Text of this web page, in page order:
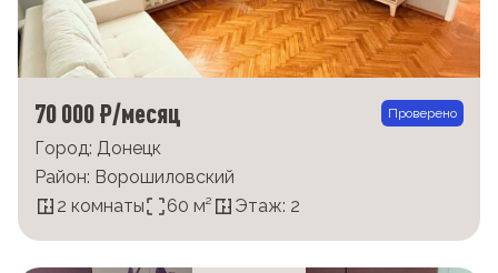
70 000 ₽/месяц Проверено
Город: Донецк
Район: Ворошиловский
2 комнаты
60 м² Этаж: 2